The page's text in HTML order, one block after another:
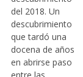
del 2018. Un
descubrimiento
que tardó una
docena de años
en abrirse paso